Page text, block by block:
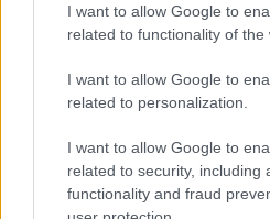
I want to allow Google to
related to functionality of the
I want to allow Google to
related to personalization.
I want to allow Google to
related to security, including
functionality and fraud
Invia un Comunicato Stampa